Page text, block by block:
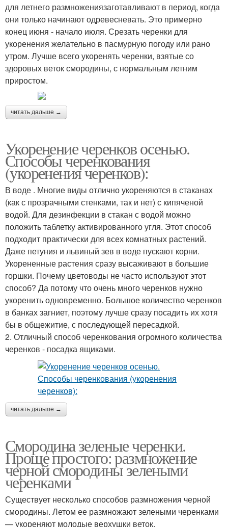
для летнего размножениязаготавливают в период, когда
они только начинают одревесневать. Это примерно
конец июня - начало июля. Срезать черенки для
укоренения желательно в пасмурную погоду или рано
утром. Лучше всего укоренять черенки, взятые со
здоровых веток смородины, с нормальным летним
приростом.
читать дальше →
Укоренение черенков осенью.
Способы черенкования
(укоренения черенков):
В воде . Многие виды отлично укореняются в стаканах
(как с прозрачными стенками, так и нет) с кипяченой
водой. Для дезинфекции в стакан с водой можно
положить таблетку активированного угля. Этот способ
подходит практически для всех комнатных растений.
Даже петуния и львиный зев в воде пускают корни.
Укорененные растения сразу высаживают в большие
горшки. Почему цветоводы не часто используют этот
способ? Да потому что очень много черенков нужно
укоренить одновременно. Большое количество черенков
в банках загниет, поэтому лучше сразу посадить их хотя
бы в общежитие, с последующей пересадкой.
2. Отличный способ черенкования огромного количества
черенков - посадка ящиками.
читать дальше →
Смородина зеленые черенки.
Проще простого: размножение
черной смородины зелеными
черенками
Существует несколько способов размножения черной
смородины. Летом ее размножают зелеными черенками
— укореняют молодые верхушки веток.